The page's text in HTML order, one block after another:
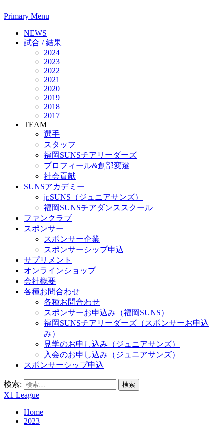
Primary Menu
NEWS
試合 / 結果
2024
2023
2022
2021
2020
2019
2018
2017
TEAM
選手
スタッフ
福岡SUNSチアリーダーズ
プロフィール&創部変遷
社会貢献
SUNSアカデミー
jr.SUNS（ジュニアサンズ）
福岡SUNSチアダンススクール
ファンクラブ
スポンサー
スポンサー企業
スポンサーシップ申込
サプリメント
オンラインショップ
会社概要
各種お問合わせ
各種お問合わせ
スポンサーお申込み（福岡SUNS）
福岡SUNSチアリーダーズ（スポンサーお申込
み）
見学のお申し込み（ジュニアサンズ）
入会のお申し込み（ジュニアサンズ）
スポンサーシップ申込
検索:
X1 League
Home
2023